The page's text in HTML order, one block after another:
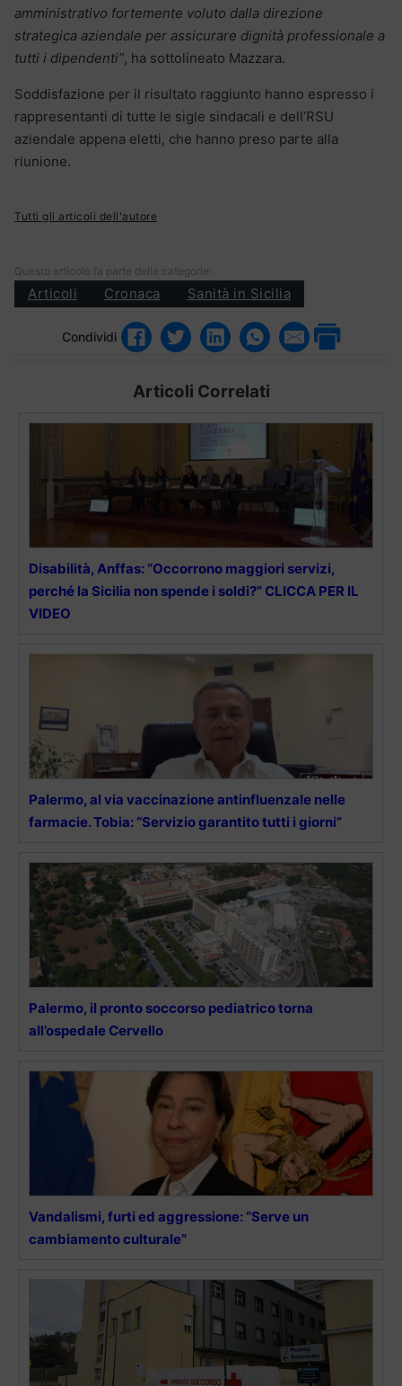
amministrativo fortemente voluto dalla direzione
strategica aziendale per assicurare dignità professionale a
tutti i dipendenti”, ha sottolineato Mazzara.
Soddisfazione per il risultato raggiunto hanno espresso i
rappresentanti di tutte le sigle sindacali e dell’RSU
aziendale appena eletti, che hanno preso parte alla
riunione.
Tutti gli articoli dell'autore
Questo articolo fa parte delle categorie:
Articoli Cronaca Sanità in Sicilia
Condividi
Articoli Correlati
Disabilità, Anffas: “Occorrono maggiori servizi,
perché la Sicilia non spende i soldi?” CLICCA PER IL
VIDEO
Palermo, al via vaccinazione antinfluenzale nelle
farmacie. Tobia: “Servizio garantito tutti i giorni”
Palermo, il pronto soccorso pediatrico torna
all’ospedale Cervello
Vandalismi, furti ed aggressione: “Serve un
cambiamento culturale”